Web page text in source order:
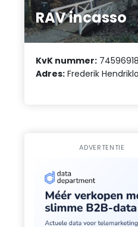
RAV incasso
KvK nummer: 74596918
Adres: Frederik
ADVERTENTIE